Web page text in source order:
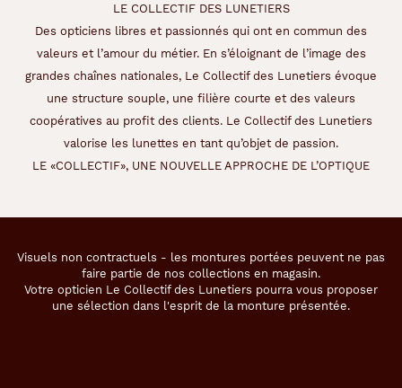
LE COLLECTIF DES LUNETIERS
Des opticiens libres et passionnés qui ont en commun des
valeurs et l’amour du métier. En s’éloignant de l’image des
grandes chaînes nationales, Le Collectif des Lunetiers évoque
une structure souple, une filière courte et des valeurs
coopératives au profit des clients. Le Collectif des Lunetiers
valorise les lunettes en tant qu’objet de passion.
LE «COLLECTIF», UNE NOUVELLE APPROCHE DE L’OPTIQUE
Visuels non contractuels - les montures portées peuvent ne pas
faire partie de nos collections en magasin.
Votre opticien Le Collectif des Lunetiers pourra vous proposer
une sélection dans l'esprit de la monture présentée.